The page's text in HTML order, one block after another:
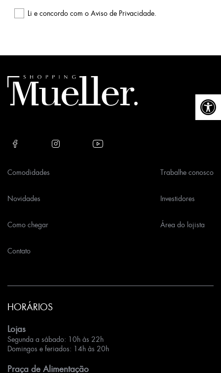
Abrir
Li e concordo com o Aviso de Privacidade
empty.
Comodidades
Novidades
Como chegar
Contato
Trabalhe conosco
Investidores
Área do lojista
HORÁRIOS
Lojas
Segunda a sábado: 10h às 22h
Domingos e feriados: 14h às 20h
Praça de Alimentação